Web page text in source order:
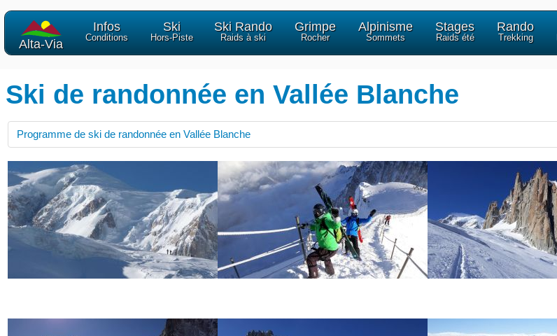
Alta-Via
Infos
Conditions
Ski
Hors-Piste
Ski Rando
Raids à ski
Grimpe
Rocher
Alpinisme
Sommets
Stages
Raids été
Rando
Trekking
Ski de randonnée en Vallée Blanche
Programme de ski de randonnée en Vallée Blanche